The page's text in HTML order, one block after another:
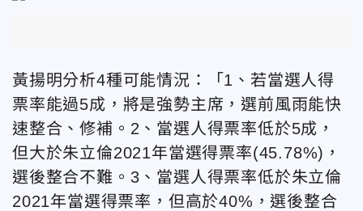
黃揚明分析4種可能情況：「1、若當選人得
票率能過5成，將是強勢主席，選前風雨能快
速整合、修補。2、當選人得票率低於5成，
但大於朱立倫2021年當選得票率(45.78%)，
選後整合不難。3、當選人得票率低於朱立倫
2021年當選得票率，但高於40%，選後整合